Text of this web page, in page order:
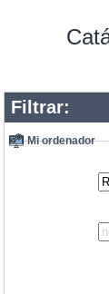
Filtrar:
Mi ordenador